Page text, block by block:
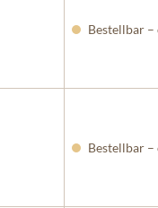
Bestellbar –
Bestellbar –